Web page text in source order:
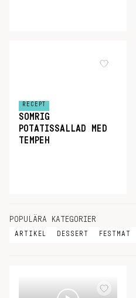
RECEPT
SOMRIG
POTATISSALLAD MED
TEMPEH
POPULÄRA KATEGORIER
ARTIKEL DESSERT FESTMAT